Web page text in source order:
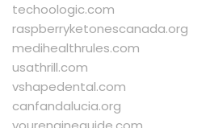
techoologic.com
raspberryketonescanada.org
medihealthrules.com
usathrill.com
vshapedental.com
canfandalucia.org